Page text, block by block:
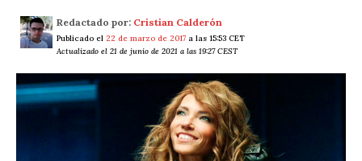
Redactado por: Cristian Calderón
Publicado el 22 de marzo de 2017 a las 15:53 CET
Actualizado el 21 de junio de 2021 a las 19:27 CEST